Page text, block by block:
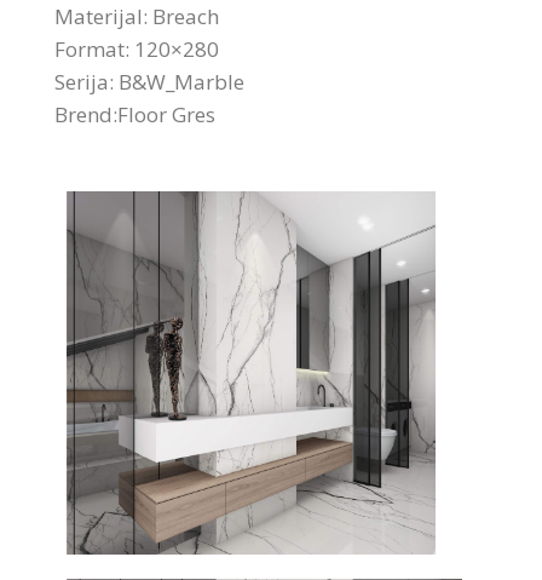
Materijal: Breach
Format: 120×280
Serija: B&W_Marble
Brend:Floor Gres